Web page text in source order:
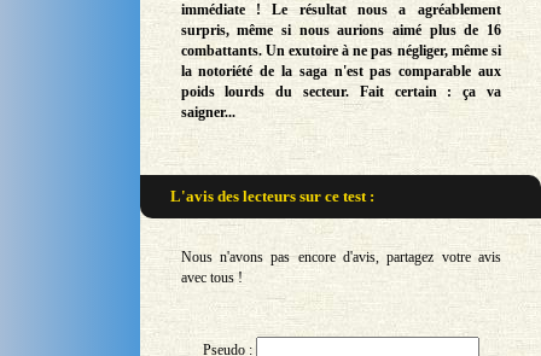
immédiate ! Le résultat nous a agréablement
surpris, même si nous aurions aimé plus de 16
combattants. Un exutoire à ne pas négliger, même si
la notoriété de la saga n'est pas comparable aux
poids lourds du secteur. Fait certain : ça va
saigner...
L'avis des lecteurs surce test :
Nous n'avons pas encore d'avis, partagez votre avis
avec tous !
Pseudo :